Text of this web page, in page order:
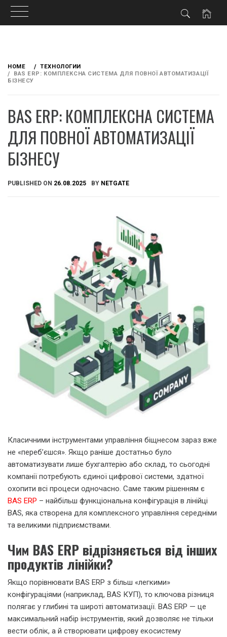
content
HOME
ТЕХНОЛОГИИ
BAS ERP: КОМПЛЕКСНА СИСТЕМА ДЛЯ ПОВНОЇ АВТОМАТИЗАЦІЇ
БІЗНЕСУ
BAS ERP: КОМПЛЕКСНА СИСТЕМА
ДЛЯ ПОВНОЇ АВТОМАТИЗАЦІЇ
БІЗНЕСУ
PUBLISHED ON 26.08.2025 BY NETGATE
Класичними інструментами управління біщнесом зараз вже
не «перебʼєшся». Якщо раніше достатньо було
автоматизувати лише бухгалтерію або склад, то сьогодні
компанії потребують єдиної цифрової системи, здатної
охопити всі процеси одночасно. Саме таким рішенням є
BAS ERP – найбільш функціональна конфігурація в лінійці
BAS, яка створена для комплексного управління середніми
та великими підприємствами.
Чим BAS ERP відрізняється від інших
продуктів лінійки?
Якщо порівнювати BAS ERP з більш «легкими»
конфігураціями (наприклад, BAS КУП), то ключова різниця
полягає у глибині та широті автоматизації. BAS ERP — це
максимальний набір інструментів, який дозволяє не тільки
вести облік, а й створювати цифрову екосистему